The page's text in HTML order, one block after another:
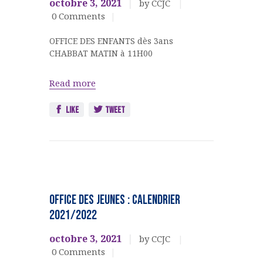
octobre 3, 2021
by CCJC
0 Comments
OFFICE DES ENFANTS dès 3ans
CHABBAT MATIN à 11H00
Read more
Like Tweet
Jeunesse
OFFICE DES JEUNES : CALENDRIER
2021/2022
octobre 3, 2021
by CCJC
0 Comments